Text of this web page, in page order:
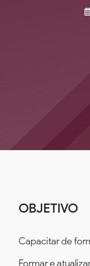
OBJETIVO
Capacitar de
Formar e